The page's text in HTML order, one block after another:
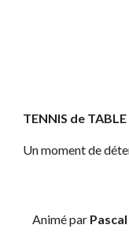
TENNIS de TABLE
Un moment de
    Animé par